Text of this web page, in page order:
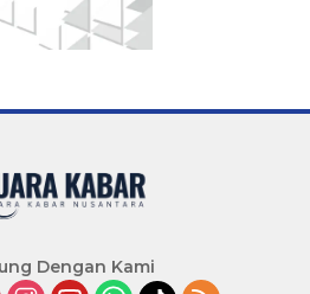
Dengan Kami